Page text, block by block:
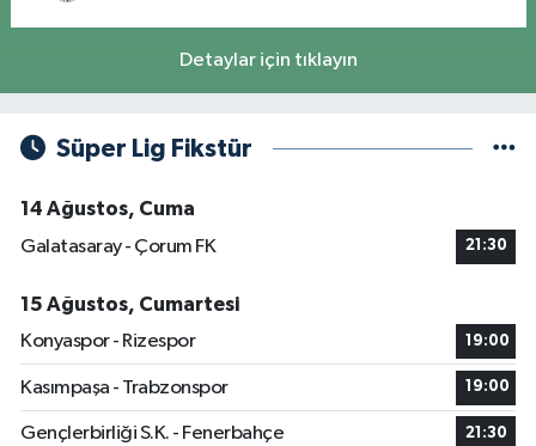
Detaylar için tıklayın
Süper Lig Fikstür
14 Ağustos, Cuma
Galatasaray - Çorum FK
21:30
15 Ağustos, Cumartesi
Konyaspor - Rizespor
19:00
Kasımpaşa - Trabzonspor 19:00
Gençlerbirliği S.K. - Fenerbahçe 21:30